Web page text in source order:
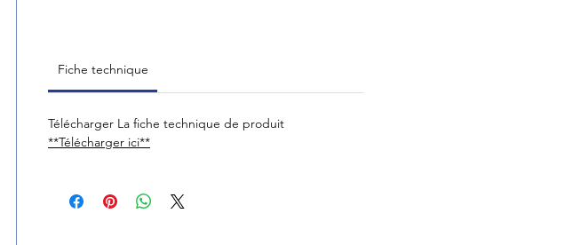
Fiche technique
Télécharger La fiche technique de produit
**Télécharger ici**